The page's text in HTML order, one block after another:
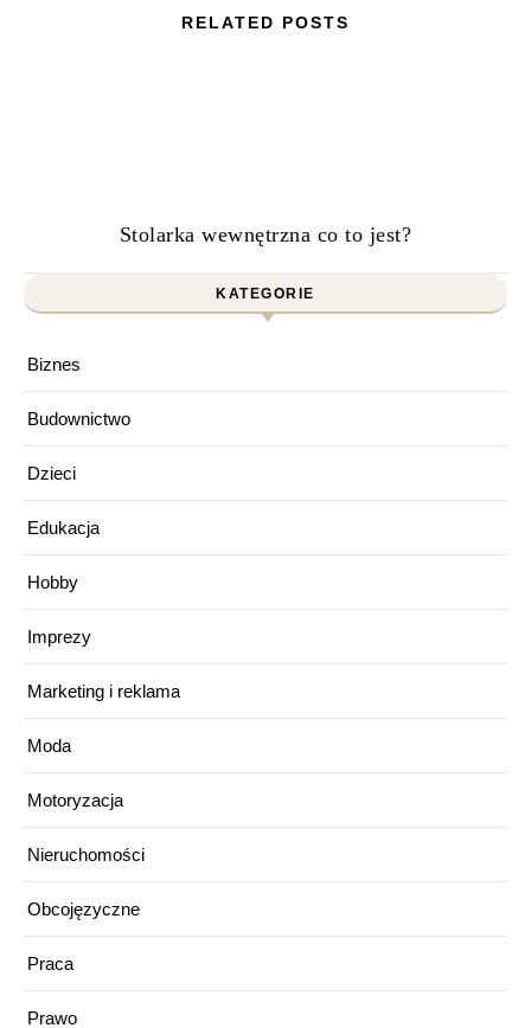
RELATED POSTS
Stolarka wewnętrzna co to jest?
KATEGORIE
Biznes
Budownictwo
Dzieci
Edukacja
Hobby
Imprezy
Marketing i reklama
Moda
Motoryzacja
Nieruchomości
Obcojęzyczne
Praca
Prawo